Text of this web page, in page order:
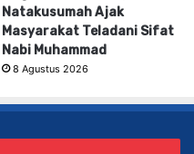
Natakusumah Ajak
Masyarakat Teladani Sifat
Nabi Muhammad
8 Agustus 2026